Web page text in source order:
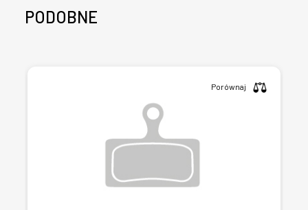
PODOBNE
Porównaj